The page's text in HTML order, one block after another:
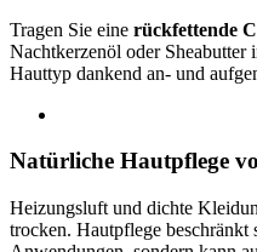
Tragen Sie eine rückfettende
Nachtkerzenöl oder Sheabutter
Hauttyp dankend an- und
Natürliche Hautpflege
Heizungsluft und dichte
trocken. Hautpflege